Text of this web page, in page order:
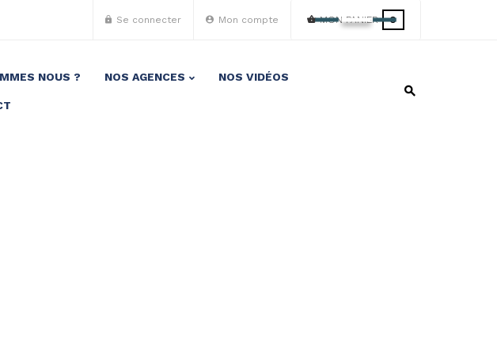
Se connecter Mon compte MON PANIER 0
NOUS ? NOS AGENCES NOS VIDÉOS